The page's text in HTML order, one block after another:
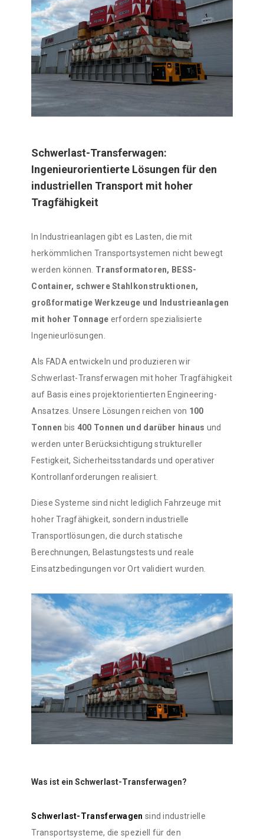
Schwerlast-Transferwagen:
Ingenieurorientierte Lösungen für den
industriellen Transport mit hoher
Tragfähigkeit
In Industrieanlagen gibt es Lasten, die mit
herkömmlichen Transportsystemen nicht bewegt
werden können. Transformatoren, BESS-
Container, schwere Stahlkonstruktionen,
großformatige Werkzeuge und Industrieanlagen
mit hoher Tonnage erfordern spezialisierte
Ingenieurlösungen.
Als FADA entwickeln und produzieren wir
Schwerlast-Transferwagen mit hoher Tragfähigkeit
auf Basis eines projektorientierten Engineering-
Ansatzes. Unsere Lösungen reichen von 100
Tonnen bis 400 Tonnen und darüber hinaus und
werden unter Berücksichtigung struktureller
Festigkeit, Sicherheitsstandards und operativer
Kontrollanforderungen realisiert.
Diese Systeme sind nicht lediglich Fahrzeuge mit
hoher Tragfähigkeit, sondern industrielle
Transportlösungen, die durch statische
Berechnungen, Belastungstests und reale
Einsatzbedingungen vor Ort validiert wurden.
Was ist ein Schwerlast-Transferwagen?
Schwerlast-Transferwagen sind industrielle
Transportsysteme, die speziell für den